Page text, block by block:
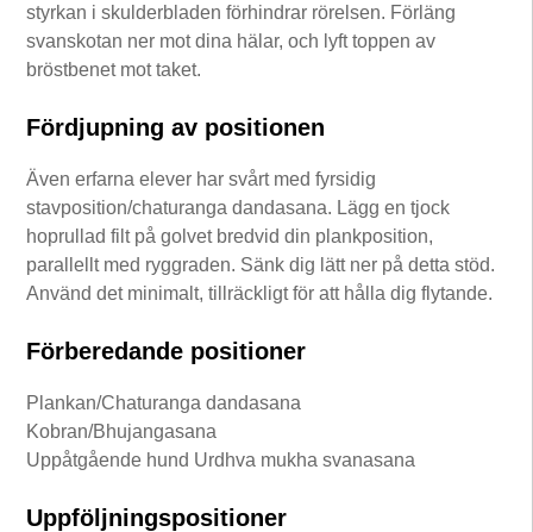
styrkan i skulderbladen förhindrar rörelsen. Förläng
svanskotan ner mot dina hälar, och lyft toppen av
bröstbenet mot taket.
Fördjupning av positionen
Även erfarna elever har svårt med fyrsidig
stavposition/chaturanga dandasana. Lägg en tjock
hoprullad filt på golvet bredvid din plankposition,
parallellt med ryggraden. Sänk dig lätt ner på detta stöd.
Använd det minimalt, tillräckligt för att hålla dig flytande.
Förberedande positioner
Plankan/Chaturanga dandasana
Kobran/Bhujangasana
Uppåtgående hund Urdhva mukha svanasana
Uppföljningspositioner